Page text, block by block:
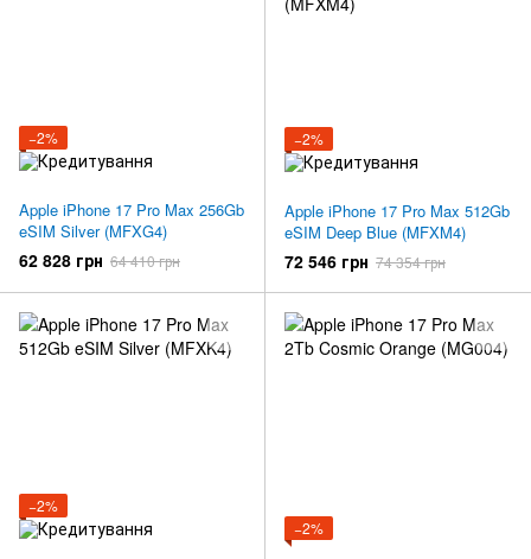
−2%
Apple iPhone 17 Pro Max 256Gb
eSIM Silver (MFXG4)
62 828 грн 64 410 грн
−2%
Apple iPhone 17 Pro Max 512Gb
eSIM Deep Blue (MFXM4)
72 546 грн 74 354 грн
−2%
−2%